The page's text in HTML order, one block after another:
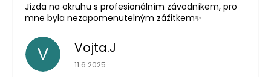
Jízda na okruhu s profesionálním závodníkem, pro
mne byla nezapomenutelným zážitkem✨
V Vojta.J
Hodnocení obchodu je 5 z 5 hvězdiček.
11.6.2025